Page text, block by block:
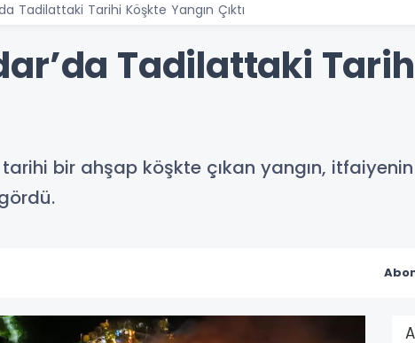
Tadilattaki Tarihi Köşkte Yangın Çıktı
Tadilattaki
tarihi bir ahşap köşkte çıkan yangın,